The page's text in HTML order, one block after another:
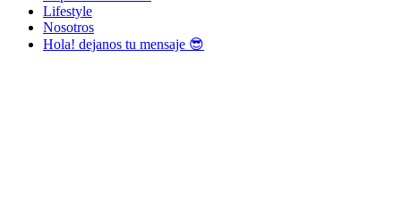
Lifestyle
Nosotros
Hola! dejanos tu mensaje 😎